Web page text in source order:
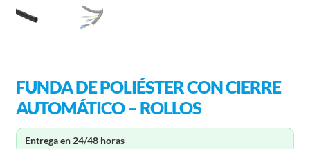
FUNDA DE POLIÉSTER CON CIERRE
AUTOMÁTICO – ROLLOS
Entrega en 24/48 horas